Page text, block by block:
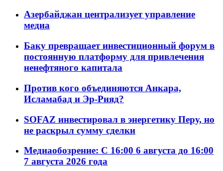
Азербайджан централизует управление
медиа
Баку превращает инвестиционный форум в
постоянную платформу для привлечения
ненефтяного капитала
Против кого объединяются Анкара,
Исламабад и Эр-Рияд?
SOFAZ инвестировал в энергетику Перу, но
не раскрыл сумму сделки
Медиаобозрение: С 16:00 6 августа до 16:00
7 августа 2026 года